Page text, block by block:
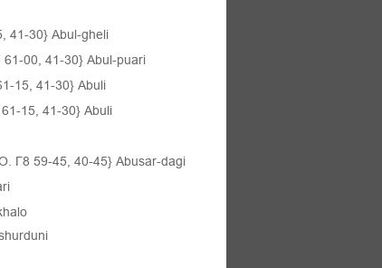
41-30} Abul-gheli
00, 41-30} Abul-puari
15, 41-30} Abuli
15, 41-30} Abuli
Г8 59-45, 40-45} Abusar-dagi